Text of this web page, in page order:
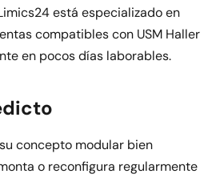
está especializado en
compatibles con USM Haller
en pocos días laborables.
concepto modular bien
o reconfigura regularmente